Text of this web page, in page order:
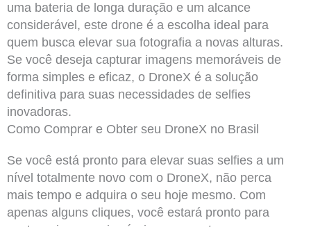
uma bateria de longa duração e um alcance
considerável, este drone é a escolha ideal para
quem busca elevar sua fotografia a novas alturas.
Se você deseja capturar imagens memoráveis de
forma simples e eficaz, o DroneX é a solução
definitiva para suas necessidades de selfies
inovadoras.
Como Comprar e Obter seu DroneX no Brasil
Se você está pronto para elevar suas selfies a um
nível totalmente novo com o DroneX, não perca
mais tempo e adquira o seu hoje mesmo. Com
apenas alguns cliques, você estará pronto para